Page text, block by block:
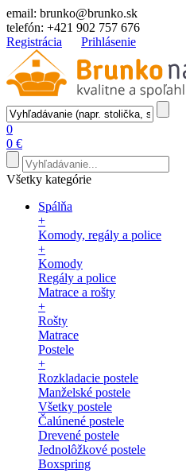
email: brunko@brunko.sk
telefón: +421 902 757 676
Registrácia
Prihlásenie
0
0 €
Všetky kategórie
Spálňa
+
Komody, regály a police
+
Komody
Regály a police
Matrace a rošty
+
Rošty
Matrace
Postele
+
Rozkladacie postele
Manželské postele
Všetky postele
Čalúnené postele
Drevené postele
Jednolôžkové postele
Boxspring